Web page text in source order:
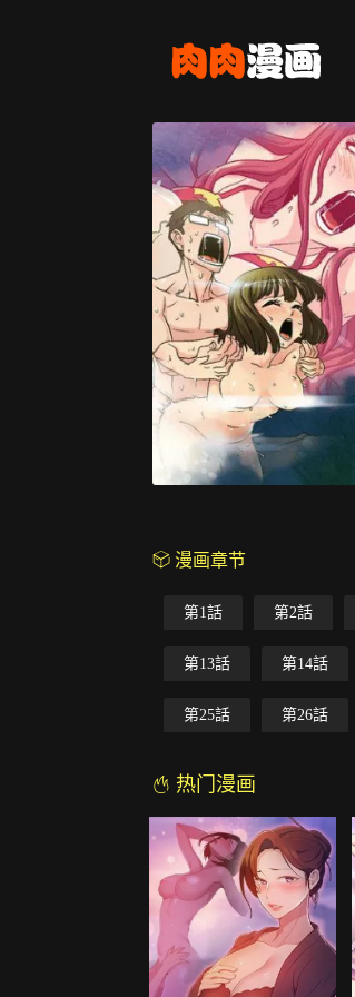
漫画章节
第1話 第2話
第13話 第14話
第25話 第26話
热门漫画